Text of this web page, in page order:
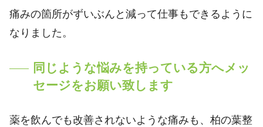
痛みの箇所がずいぶんと減って仕事もできるように
なりました。
同じような悩みを持っている方へメッ
セージをお願い致します
薬を飲んでも改善されないような痛みも、柏の葉整